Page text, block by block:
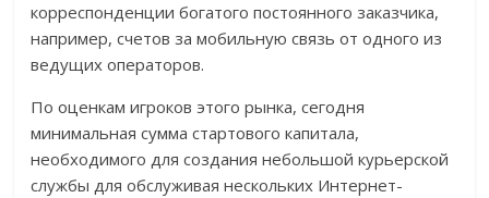
корреспонденции богатого постоянного заказчика,
например, счетов за мобильную связь от одного из
ведущих операторов.
По оценкам игроков этого рынка, сегодня
минимальная сумма стартового капитала,
необходимого для создания небольшой курьерской
службы для обслуживая нескольких Интернет-